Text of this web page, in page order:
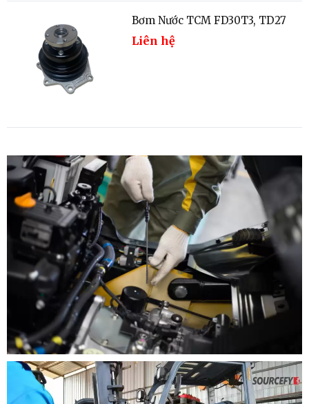
Liên hệ
Liên hệ
Đầu Bơm Nước MITSU FD30N
S4S S6S
Liên hệ
Ống Hút Bơm Thủy Lực